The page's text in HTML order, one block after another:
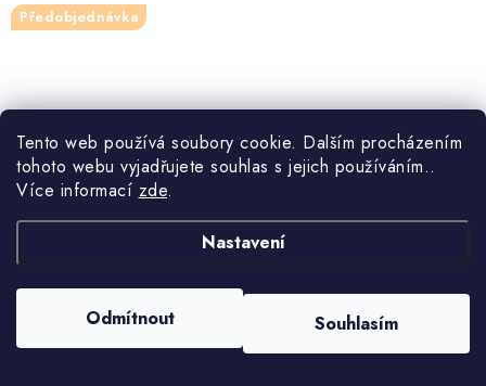
Tento web používá soubory cookie. Dalším procházením
tohoto webu vyjadřujete souhlas s jejich používáním..
Více informací zde.
Nastavení
Odmítnout Souhlasím
Předobjednávka